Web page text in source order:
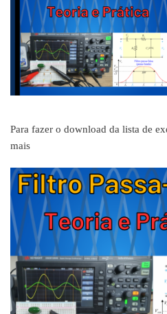
Para fazer o download da lista de
mais